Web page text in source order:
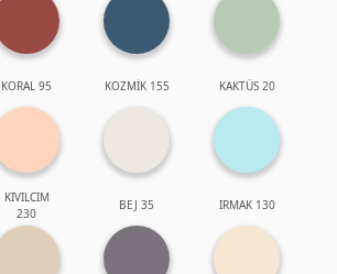
KORAL 95 KOZMİK 155 KAKTÜS 20
KIVILCIM
230
BEJ 35 IRMAK 130